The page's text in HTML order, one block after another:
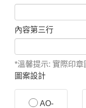
內容第三行
*溫馨提示: 實際印
圖案設計
AO-